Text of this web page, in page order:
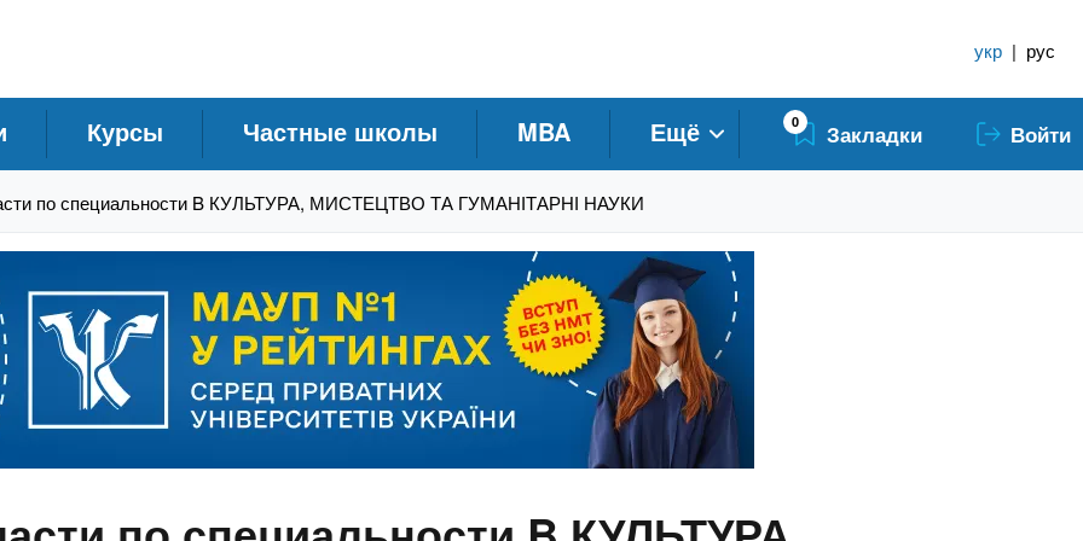
укр | рус
Курсы Частные школы MBA Ещё 0 Закладки Войти
по специальности B КУЛЬТУРА, МИСТЕЦТВО ТА ГУМАНІТАРНІ НАУКИ